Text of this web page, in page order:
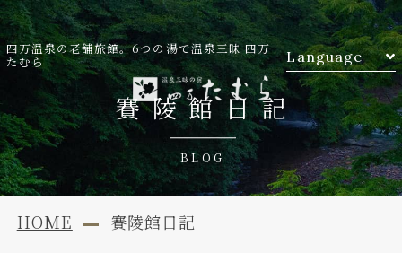
四万温泉の老舗旅館。6つの湯で温泉三昧 四万
たむら
Language
賽陵館日記
BLOG
HOME 賽陵館日記